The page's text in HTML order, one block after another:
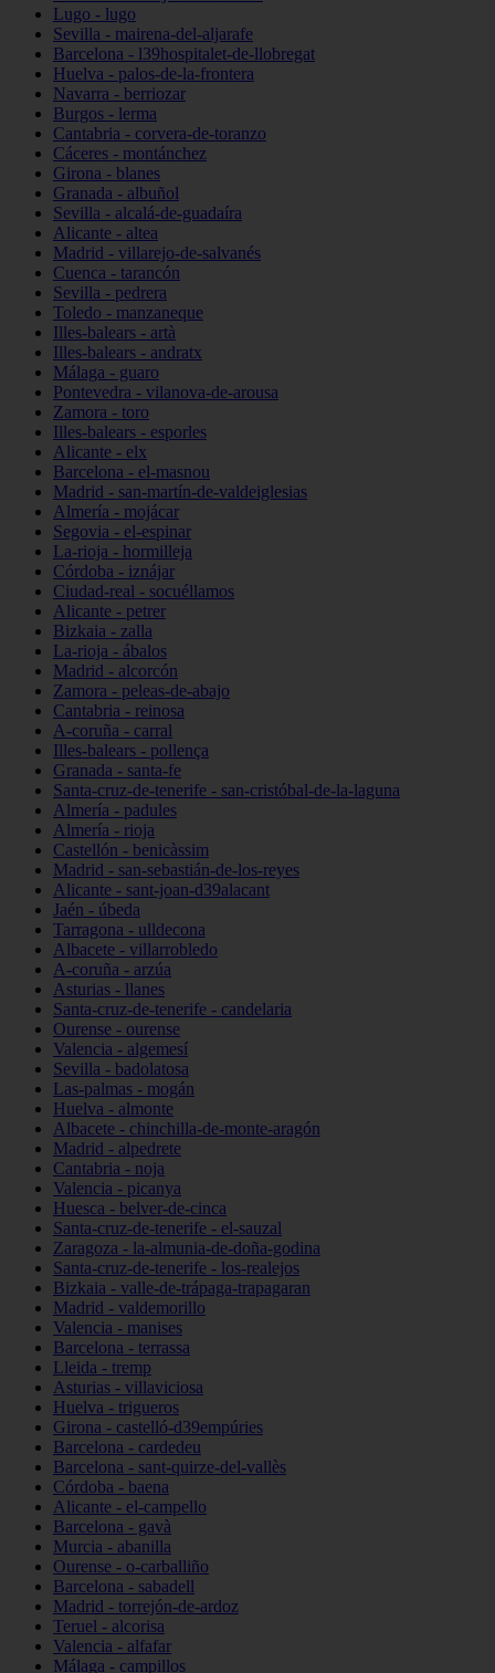
Lugo - lugo
Sevilla - mairena-del-aljarafe
Barcelona - l39hospitalet-de-llobregat
Huelva - palos-de-la-frontera
Navarra - berriozar
Burgos - lerma
Cantabria - corvera-de-toranzo
Cáceres - montánchez
Girona - blanes
Granada - albuñol
Sevilla - alcalá-de-guadaíra
Alicante - altea
Madrid - villarejo-de-salvanés
Cuenca - tarancón
Sevilla - pedrera
Toledo - manzaneque
Illes-balears - artà
Illes-balears - andratx
Málaga - guaro
Pontevedra - vilanova-de-arousa
Zamora - toro
Illes-balears - esporles
Alicante - elx
Barcelona - el-masnou
Madrid - san-martín-de-valdeiglesias
Almería - mojácar
Segovia - el-espinar
La-rioja - hormilleja
Córdoba - iznájar
Ciudad-real - socuéllamos
Alicante - petrer
Bizkaia - zalla
La-rioja - ábalos
Madrid - alcorcón
Zamora - peleas-de-abajo
Cantabria - reinosa
A-coruña - carral
Illes-balears - pollença
Granada - santa-fe
Santa-cruz-de-tenerife - san-cristóbal-de-la-laguna
Almería - padules
Almería - rioja
Castellón - benicàssim
Madrid - san-sebastián-de-los-reyes
Alicante - sant-joan-d39alacant
Jaén - úbeda
Tarragona - ulldecona
Albacete - villarrobledo
A-coruña - arzúa
Asturias - llanes
Santa-cruz-de-tenerife - candelaria
Ourense - ourense
Valencia - algemesí
Sevilla - badolatosa
Las-palmas - mogán
Huelva - almonte
Albacete - chinchilla-de-monte-aragón
Madrid - alpedrete
Cantabria - noja
Valencia - picanya
Huesca - belver-de-cinca
Santa-cruz-de-tenerife - el-sauzal
Zaragoza - la-almunia-de-doña-godina
Santa-cruz-de-tenerife - los-realejos
Bizkaia - valle-de-trápaga-trapagaran
Madrid - valdemorillo
Valencia - manises
Barcelona - terrassa
Lleida - tremp
Asturias - villaviciosa
Huelva - trigueros
Girona - castelló-d39empúries
Barcelona - cardedeu
Barcelona - sant-quirze-del-vallès
Córdoba - baena
Alicante - el-campello
Barcelona - gavà
Murcia - abanilla
Ourense - o-carballiño
Barcelona - sabadell
Madrid - torrejón-de-ardoz
Teruel - alcorisa
Valencia - alfafar
Málaga - campillos